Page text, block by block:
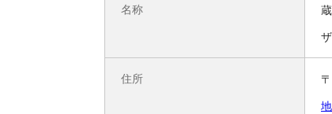
名称
住所